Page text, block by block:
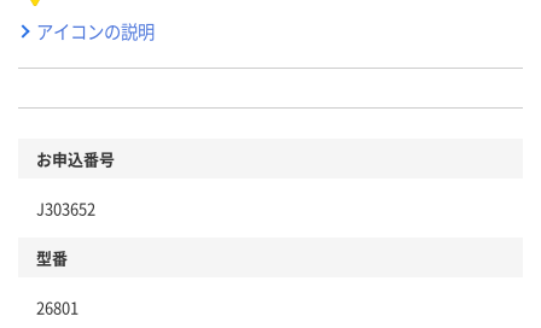
アイコンの説明
お申込番号
J303652
型番
26801